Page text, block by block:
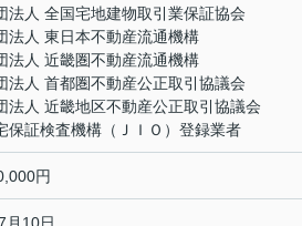
法人 全国宅地建物取引業保証協会
法人 東日本不動産流通機構
法人 近畿圏不動産流通機構
法人 首都圏不動産公正取引協議会
法人 近畿地区不動産公正取引協議会
保証検査機構（ＪＩＯ）登録業者
円